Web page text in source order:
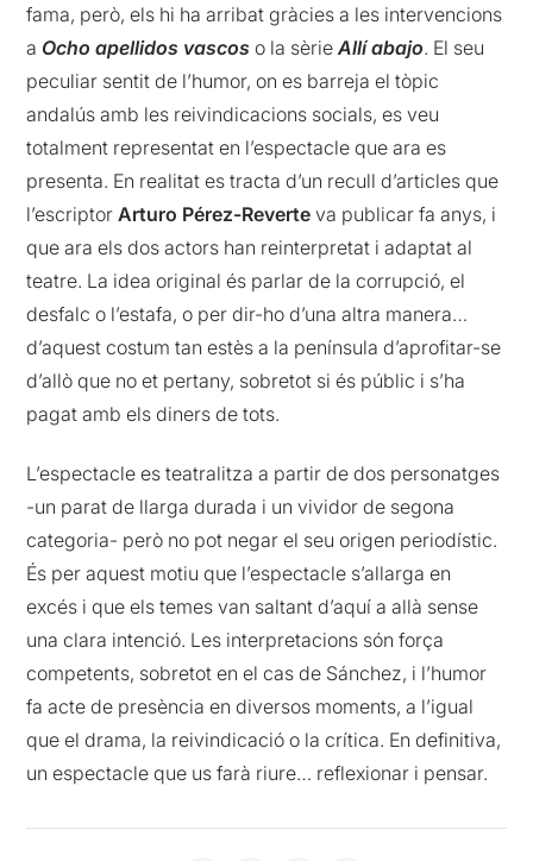
fama, però, els hi ha arribat gràcies a les intervencions
a Ocho apellidos vascos o la sèrieAllí abajo. El seu
peculiar sentit de l’humor, on es barreja el tòpic
andalús amb les reivindicacions socials, es veu
totalment representat en l’espectacle que ara es
presenta. En realitat es tracta d’un recull d’articles que
l’escriptorArturo Pérez-Reverte va publicar fa anys, i
que ara els dos actors han reinterpretat i adaptat al
teatre. La idea original és parlar de la corrupció, el
desfalc o l’estafa, o per dir-ho d’una altra manera…
d’aquest costum tan estès a la península d’aprofitar-se
d’allò que no et pertany, sobretot si és públic i s’ha
pagat amb els diners de tots.
L’espectacle es teatralitza a partir de dos personatges
-un parat de llarga durada i un vividor de segona
categoria- però no pot negar el seu origen periodístic.
És per aquest motiu que l’espectacle s’allarga en
excés i que els temes van saltant d’aquí a allà sense
una clara intenció. Les interpretacions són força
competents, sobretot en el cas de Sánchez, i l’humor
fa acte de presència en diversos moments, a l’igual
que el drama, la reivindicació o la crítica. En definitiva,
un espectacle que us farà riure… reflexionar i pensar.